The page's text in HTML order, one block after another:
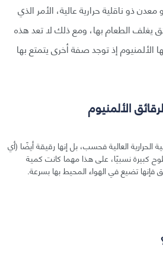
ذو ناقلية حرارية عالية، الأمر الذي
يغلف الطعام بها، ومع ذلك لا تعد هذه
الألمنيوم إذ توجد صفة أخرى يتمتع بها
الألمنيوم
الحرارية العالية فحسب، بل إنها رقيقة أيضًا (أي
نسبيًا، على هذا مهما كانت كمية
فإنها تضيع في الهواء المحيط بها بسرعة.